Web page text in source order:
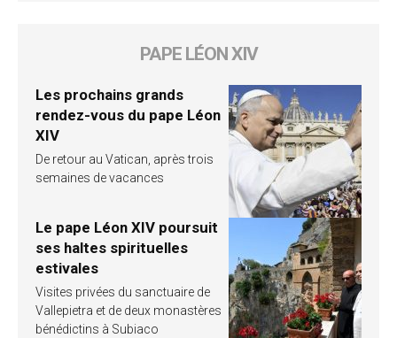
PAPE LÉON XIV
Les prochains grands
rendez-vous du pape Léon
XIV
De retour au Vatican, après trois
semaines de vacances
Le pape Léon XIV poursuit
ses haltes spirituelles
estivales
Visites privées du sanctuaire de
Vallepietra et de deux monastères
bénédictins à Subiaco